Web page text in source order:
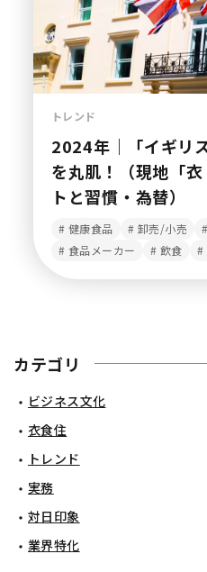
トレンド
2024年｜「イギリ
を丸肌！（現地「
トと習慣・為替）
健康食品 卸売/小売
食品メーカー
飲食
カテゴリ
ビジネス文化
衣食住
トレンド
実務
対日印象
業界特化